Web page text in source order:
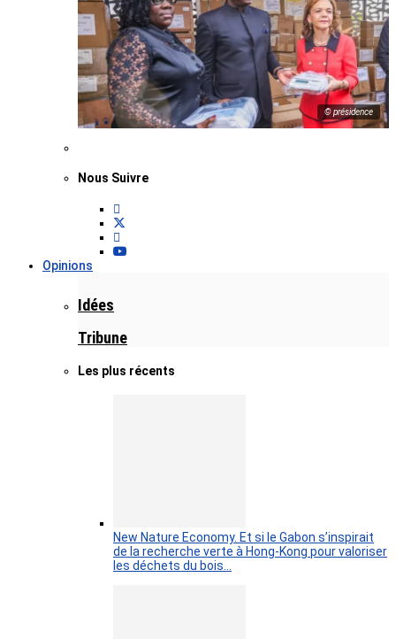
© présidence
Nous Suivre
Opinions
Idées
Tribune
Les plus récents
New Nature Economy. Et si le Gabon s’inspirait
de la recherche verte à Hong-Kong pour valoriser
les déchets du bois…